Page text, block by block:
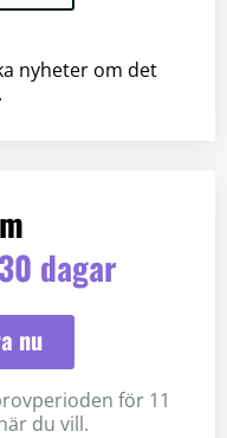
nyheter om det
dagar
nu
för 11
du vill.